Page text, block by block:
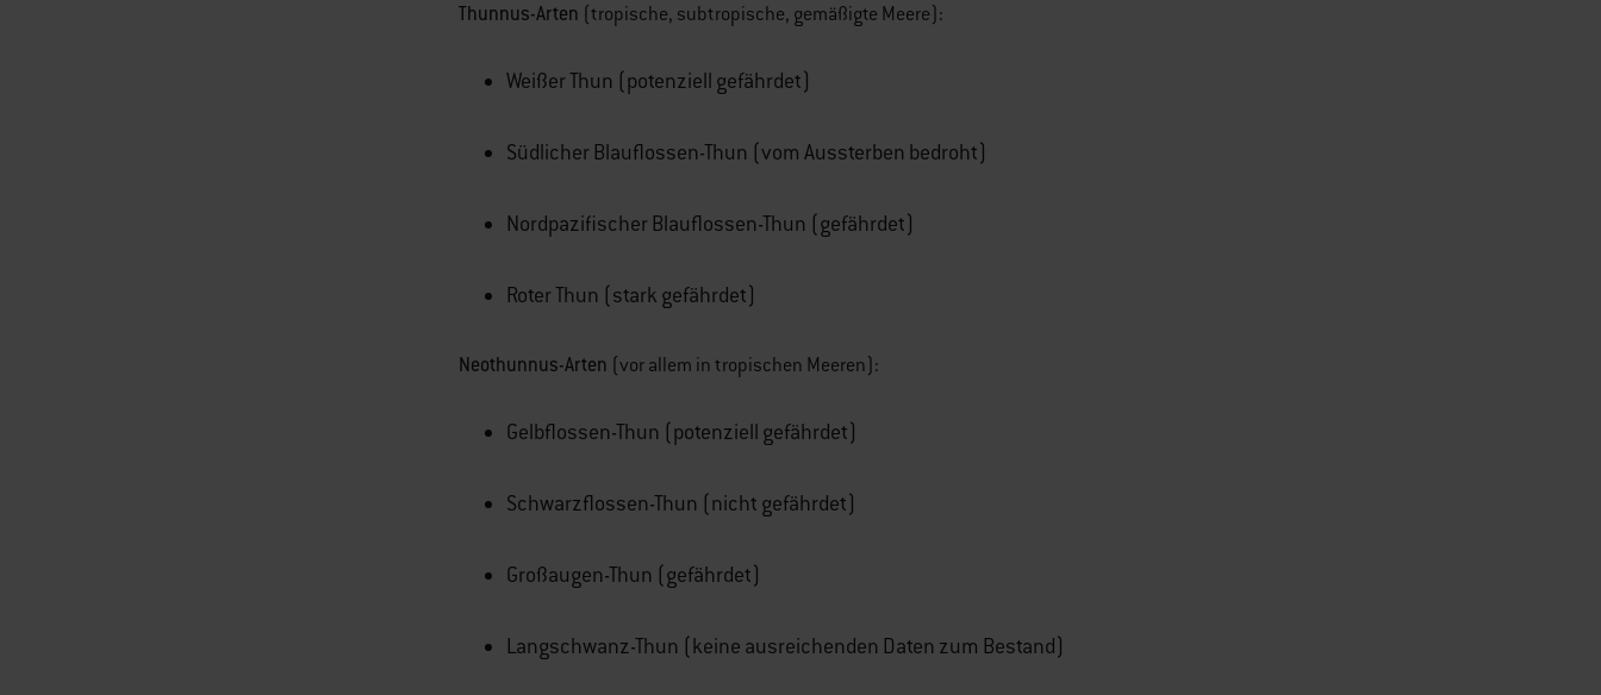
Thunnus-Arten (tropische, subtropische, gemäßigte Meere) :
Weißer Thun (potenziell gefährdet)
Südlicher Blauflossen-Thun (vom Aussterben bedroht)
Nordpazifischer Blauflossen-Thun (gefährdet)
Roter Thun (stark gefährdet)
Neothunnus-Arten (vor allem in tropischen Meeren) :
Gelbflossen-Thun (potenziell gefährdet)
Schwarzflossen-Thun (nicht gefährdet)
Großaugen-Thun (gefährdet)
Langschwanz-Thun (keine ausreichenden Daten zum Bestand)